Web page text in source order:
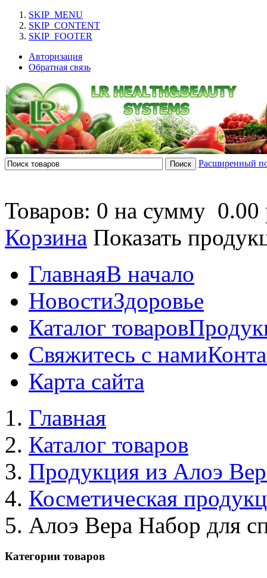
SKIP_MENU
SKIP_CONTENT
SKIP_FOOTER
Авторизация
Обратная связь
Расширенный
Товаров: 0 на сумму 0.00
Корзина Показать
ГлавнаяВ начало
НовостиЗдоровье
Каталог товаров
Свяжитесь с нами
Карта сайта
Главная
Каталог товаров
Продукция из Алоэ
Косметическая
Алоэ Вера Набор для
Категории товаров